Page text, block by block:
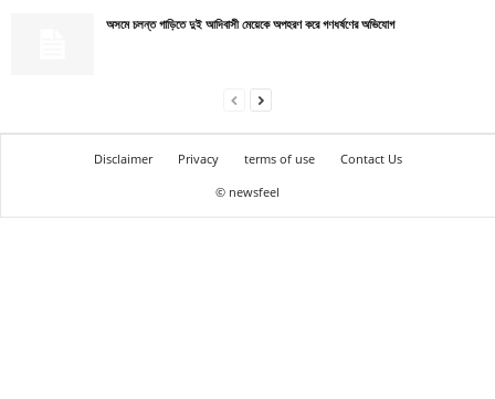
অসমে চলন্ত গাড়িতে দুই আদিবাসী মেয়েকে অপহরণ করে গণধর্ষণের অভিযোগ
Disclaimer Privacy terms of use
Contact Us
© newsfeel